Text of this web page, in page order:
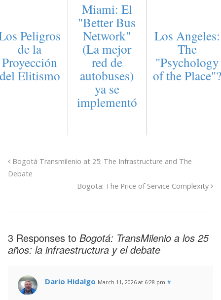
Peligros
de la
Proyección
Elitismo
Miami: El
"Better Bus
Network"
(La mejor
red de
autobuses)
ya se
implementó
Los Angeles:
The
"Psychology
of the
Bogotá Transmilenio at 25: The Infrastructure and The
Debate
Bogota: The Price of Service Complexity
3 Responses to Bogotá: TransMilenio a los 25
años: la infraestructura y el debate
Dario Hidalgo March 11, 2026 at 6:28 pm #